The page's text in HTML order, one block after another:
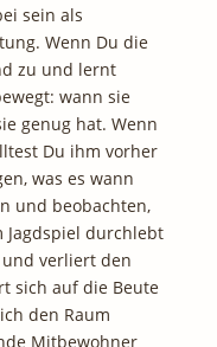
sein als
Wenn Du die
zu und lernt
wann sie
genug hat. Wenn
Du ihm vorher
was es wann
und beobachten,
Jagdspiel durchlebt
verliert den
sich auf die Beute
den Raum
Mitbewohner